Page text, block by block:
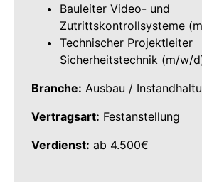
Bauleiter Video- und
Zutrittskontrollsysteme
Technischer Projektleiter
Sicherheitstechnik (m/w/
Branche: Ausbau /
Vertragsart: Festanstellung
Verdienst: ab 4.500€